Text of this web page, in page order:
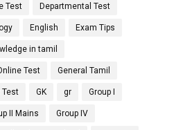
Test Departmental Test
English Exam Tips
in tamil
Test General Tamil
Test GK gr Group I
II Mains Group IV